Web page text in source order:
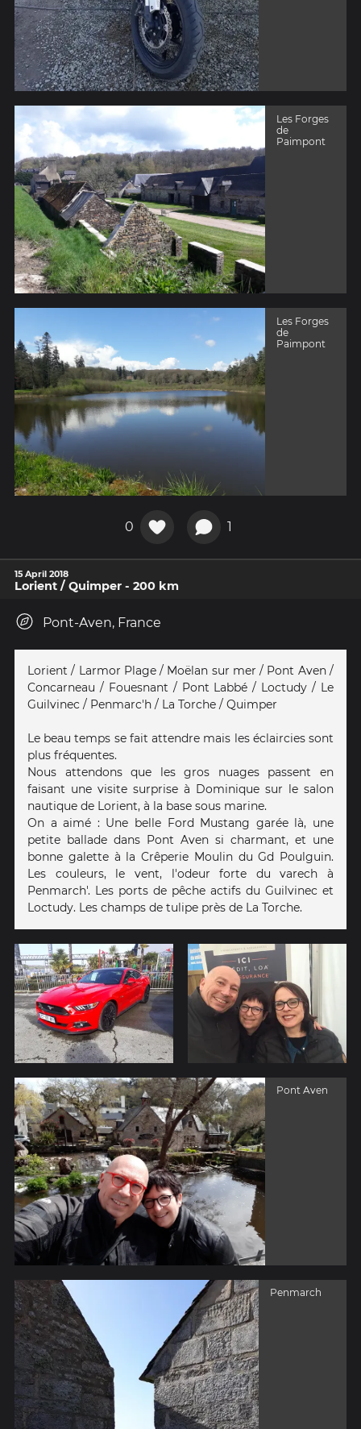
Les Forges
de
Paimpont
Les Forges
de
Paimpont
0 1
15 April 2018
Lorient / Quimper - 200 km
Pont-Aven, France
Lorient / Larmor Plage / Moëlan sur mer / Pont Aven /
Concarneau / Fouesnant / Pont Labbé / Loctudy / Le
Guilvinec / Penmarc'h / La Torche / Quimper
Le beau temps se fait attendre mais les éclaircies sont
plus fréquentes.
Nous attendons que les gros nuages passent en
faisant une visite surprise à Dominique sur le salon
nautique de Lorient, à la base sous marine.
On a aimé : Une belle Ford Mustang garée là, une
petite ballade dans Pont Aven si charmant, et une
bonne galette à la Crêperie Moulin du Gd Poulguin.
Les couleurs, le vent, l'odeur forte du varech à
Penmarch'. Les ports de pêche actifs du Guilvinec et
Loctudy. Les champs de tulipe près de La Torche.
Pont Aven
Penmarch